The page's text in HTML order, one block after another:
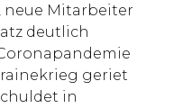
neue Mitarbeiter
deutlich
geriet
in